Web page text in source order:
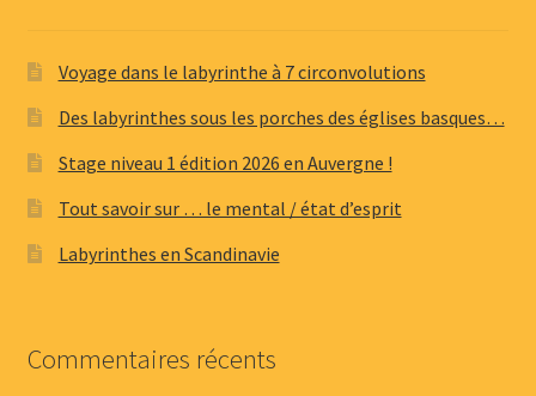
Voyage dans le labyrinthe à 7 circonvolutions
Des labyrinthes sous les porches des églises basques…
Stage niveau 1 édition 2026 en Auvergne !
Tout savoir sur … le mental / état d’esprit
Labyrinthes en Scandinavie
Commentaires récents